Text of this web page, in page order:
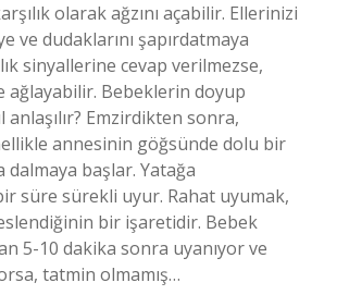
olarak ağzını açabilir. Ellerinizi
ve dudaklarını şapırdatmaya
sinyallerine cevap verilmezse,
ağlayabilir. Bebeklerin doyup
anlaşılır? Emzirdikten sonra,
annesinin göğsünde dolu bir
dalmaya başlar. Yatağa
bir süre sürekli uyur. Rahat uyumak,
bir işaretidir. Bebek
5-10 dakika sonra uyanıyor ve
tatmin olmamış…